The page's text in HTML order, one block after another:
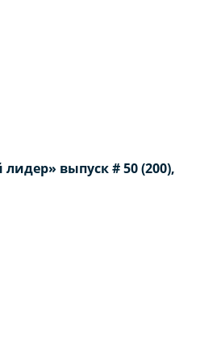
выпуск # 50 (200),